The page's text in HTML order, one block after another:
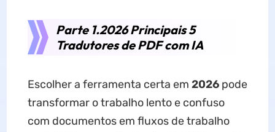
Parte 1.2026 Principais 5
Tradutores de PDF com IA
Escolher a ferramenta certa em 2026pode
transformar o trabalho lento e confuso
com documentos em fluxos de trabalho